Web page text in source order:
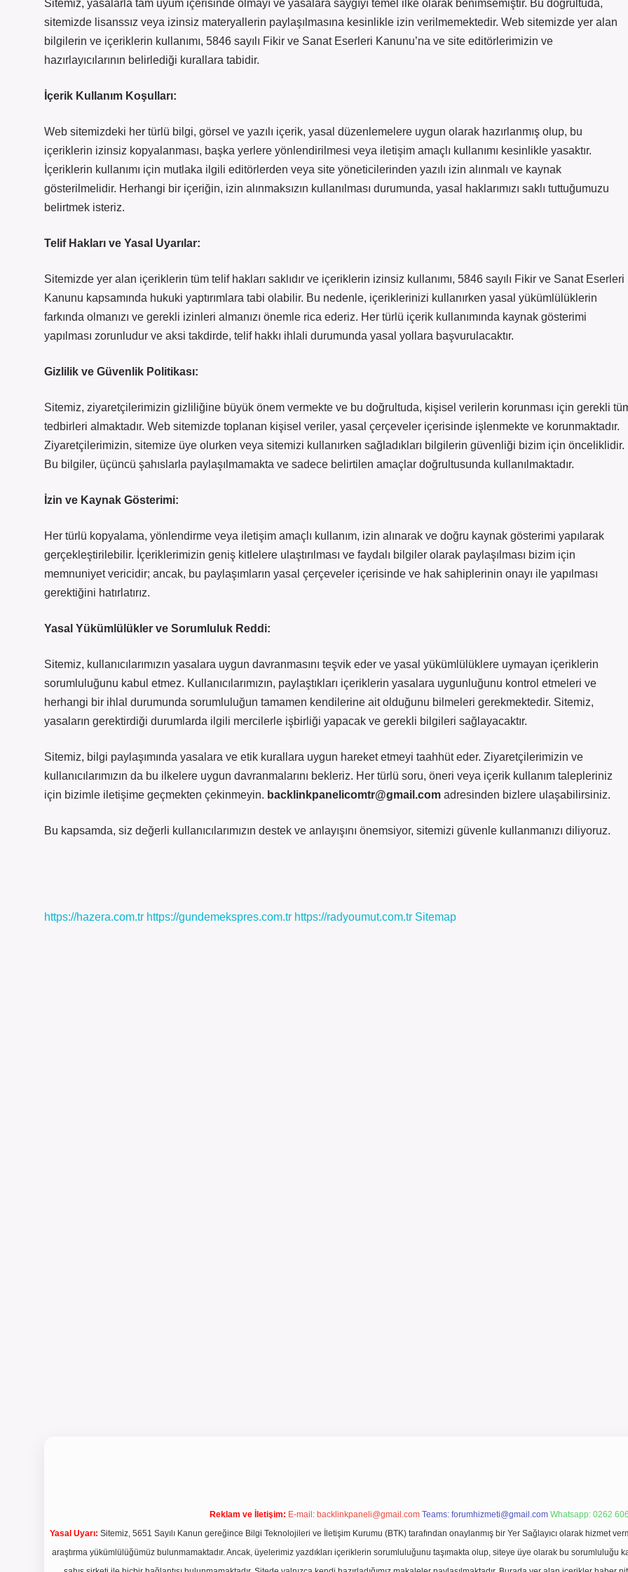
Sitemiz, yasalarla tam uyum içerisinde olmayı ve yasalara saygıyı temel ilke olarak benimsemiştir. Bu doğrultuda,
sitemizde lisanssız veya izinsiz materyallerin paylaşılmasına kesinlikle izin verilmemektedir. Web sitemizde yer alan
bilgilerin ve içeriklerin kullanımı, 5846 sayılı Fikir ve Sanat Eserleri Kanunu’na ve site editörlerimizin ve
hazırlayıcılarının belirlediği kurallara tabidir.
İçerik Kullanım Koşulları:
Web sitemizdeki her türlü bilgi, görsel ve yazılı içerik, yasal düzenlemelere uygun olarak hazırlanmış olup, bu
içeriklerin izinsiz kopyalanması, başka yerlere yönlendirilmesi veya iletişim amaçlı kullanımı kesinlikle yasaktır.
İçeriklerin kullanımı için mutlaka ilgili editörlerden veya site yöneticilerinden yazılı izin alınmalı ve kaynak
gösterilmelidir. Herhangi bir içeriğin, izin alınmaksızın kullanılması durumunda, yasal haklarımızı saklı tuttuğumuzu
belirtmek isteriz.
Telif Hakları ve Yasal Uyarılar:
Sitemizde yer alan içeriklerin tüm telif hakları saklıdır ve içeriklerin izinsiz kullanımı, 5846 sayılı Fikir ve Sanat Eserleri
Kanunu kapsamında hukuki yaptırımlara tabi olabilir. Bu nedenle, içeriklerinizi kullanırken yasal yükümlülüklerin
farkında olmanızı ve gerekli izinleri almanızı önemle rica ederiz. Her türlü içerik kullanımında kaynak gösterimi
yapılması zorunludur ve aksi takdirde, telif hakkı ihlali durumunda yasal yollara başvurulacaktır.
Gizlilik ve Güvenlik Politikası:
Sitemiz, ziyaretçilerimizin gizliliğine büyük önem vermekte ve bu doğrultuda, kişisel verilerin korunması için gerekli
tedbirleri almaktadır. Web sitemizde toplanan kişisel veriler, yasal çerçeveler içerisinde işlenmekte ve korunmaktadır.
Ziyaretçilerimizin, sitemize üye olurken veya sitemizi kullanırken sağladıkları bilgilerin güvenliği bizim için önceliklidir.
Bu bilgiler, üçüncü şahıslarla paylaşılmamakta ve sadece belirtilen amaçlar doğrultusunda kullanılmaktadır.
İzin ve Kaynak Gösterimi:
Her türlü kopyalama, yönlendirme veya iletişim amaçlı kullanım, izin alınarak ve doğru kaynak gösterimi yapılarak
gerçekleştirilebilir. İçeriklerimizin geniş kitlelere ulaştırılması ve faydalı bilgiler olarak paylaşılması bizim için
memnuniyet vericidir; ancak, bu paylaşımların yasal çerçeveler içerisinde ve hak sahiplerinin onayı ile yapılması
gerektiğini hatırlatırız.
Yasal Yükümlülükler ve Sorumluluk Reddi:
Sitemiz, kullanıcılarımızın yasalara uygun davranmasını teşvik eder ve yasal yükümlülüklere uymayan içeriklerin
sorumluluğunu kabul etmez. Kullanıcılarımızın, paylaştıkları içeriklerin yasalara uygunluğunu kontrol etmeleri ve
herhangi bir ihlal durumunda sorumluluğun tamamen kendilerine ait olduğunu bilmeleri gerekmektedir. Sitemiz,
yasaların gerektirdiği durumlarda ilgili mercilerle işbirliği yapacak ve gerekli bilgileri sağlayacaktır.
Sitemiz, bilgi paylaşımında yasalara ve etik kurallara uygun hareket etmeyi taahhüt eder. Ziyaretçilerimizin ve
kullanıcılarımızın da bu ilkelere uygun davranmalarını bekleriz. Her türlü soru, öneri veya içerik kullanım talepleriniz
için bizimle iletişime geçmekten çekinmeyin. backlinkpanelicomtr@gmail.com adresinden bizlere ulaşabilirsiniz.
Bu kapsamda, siz değerli kullanıcılarımızın destek ve anlayışını önemsiyor, sitemizi güvenle kullanmanızı diliyoruz.
https://hazera.com.tr https://gundemekspres.com.tr https://radyoumut.com.tr Sitemap
Reklam ve İletişim: E-mail: backlinkpaneli@gmail.com Teams: forumhizmeti@gmail.com Whatsapp: 0262
Yasal Uyarı: Sitemiz, 5651 Sayılı Kanun gereğince Bilgi Teknolojileri ve İletişim Kurumu (BTK) tarafından onaylanmış bir Yer Sağlayıcı olarak hizmet
araştırma yükümlülüğümüz bulunmamaktadır. Ancak, üyelerimiz yazdıkları içeriklerin sorumluluğunu taşımakta olup, siteye üye olarak bu sorumluluğu